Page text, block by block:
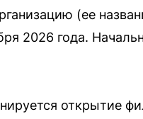
(ее
2026 года.
открытие